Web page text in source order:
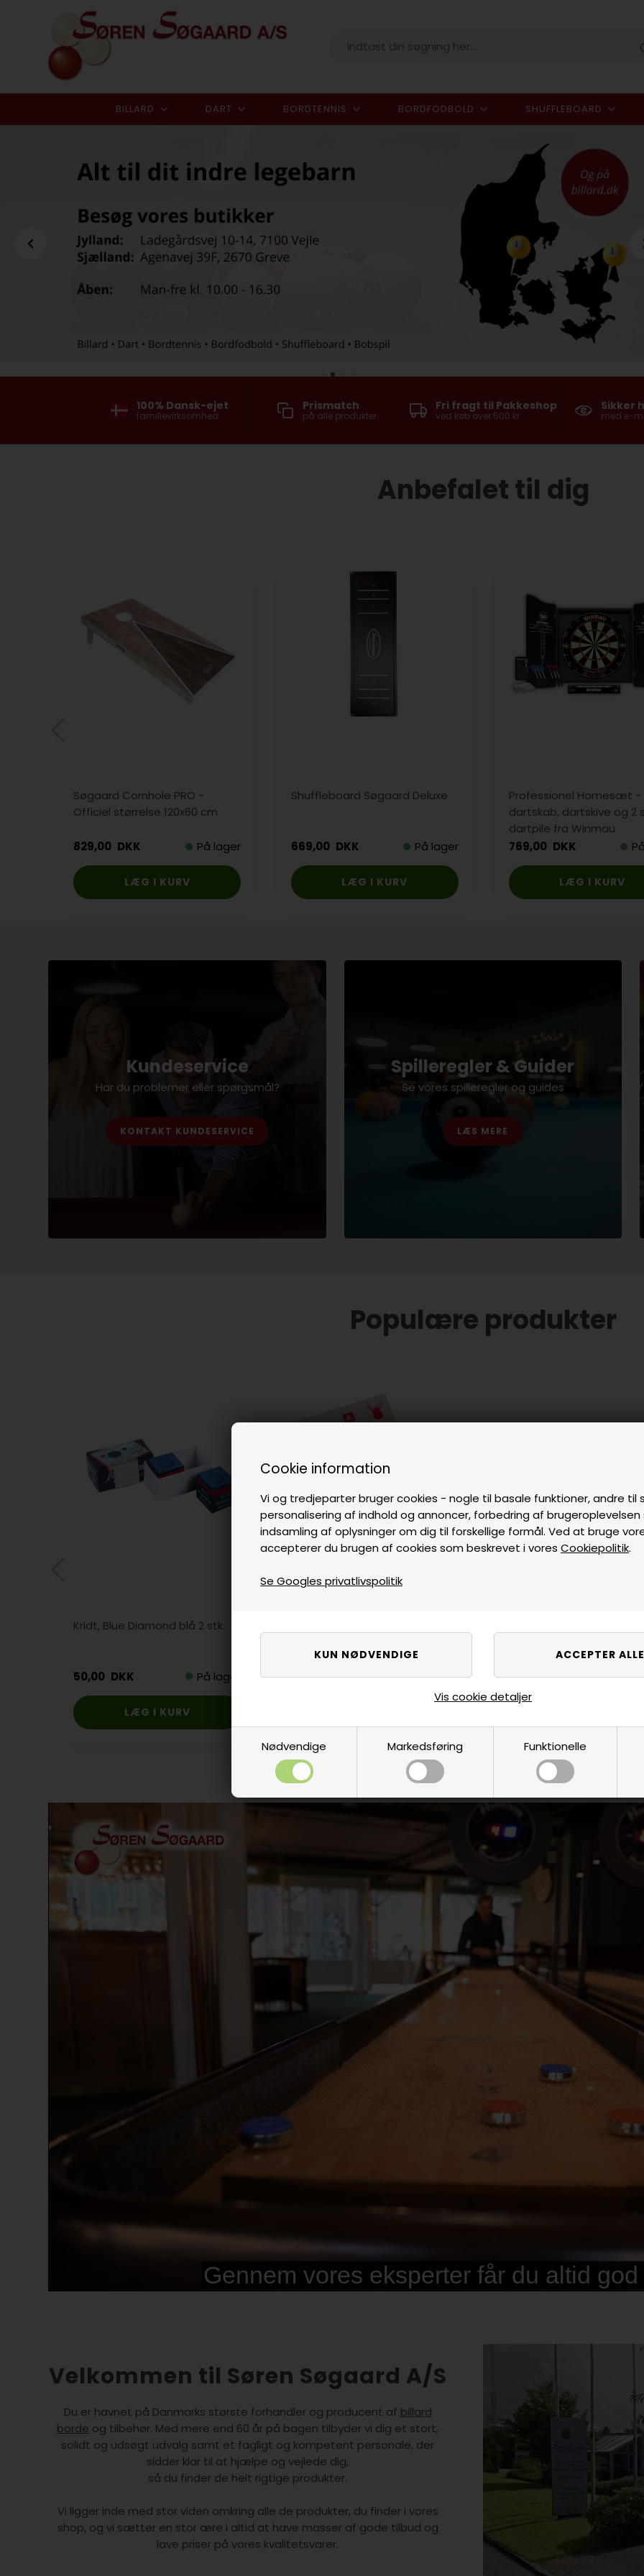
Cookie information
Vi og tredjeparter bruger cookies - nogle til basale funktioner, andre til
personalisering af indhold og annoncer, forbedring af
indsamling af oplysninger om dig til forskellige formål. Ved at bruge
accepterer du brugen af cookies som beskrevet i vores Cookiepolitik.
Se Googles privatlivspolitik
Nødvendige Markedsføring Funktionelle
Vis cookie detaljer
BILLARD DART BORDTENNIS BORDFODBOLD SHUFFLEBOARD
100% Dansk-ejet
familievirksomhed
Prismatch
på alle produkter
Fri fragt til Pakkeshop
ved køb over 500 kr
Sikker
med e-
Anbefalet til dig
Søgaard Cornhole PRO -
Officiel størrelse 120x60 cm
829,00 DKK På lager
Shuffleboard Søgaard Deluxe
669,00 DKK På lager
Professionel Homesæt -
dartskab, dartskive og
dartpile fra Winmau
769,00 DKK
Kundeservice
Har du problemer eller spørgsmål?
KONTAKT KUNDESERVICE
Spilleregler & Guider
Se vores spilleregler og guides
LÆS MERE
Populære produkter
Kridt, Blue Diamond blå 2 stk.
50,00 DKK På lager 70,00 DKK På lager 30,00 DKK
Velkommen til Søren Søgaard A/S
Du er havnet på Danmarks største forhandler og producent af billard
borde og tilbehør. Med mere end 60 år på bagen tilbyder vi dig et stort,
solidt og udsøgt udvalg samt et fagligt og kompetent personale, der
sidder klar til at hjælpe og vejlede dig,
så du finder de helt rigtige produkter.
Vi ligger inde med stor viden omkring alle de produkter, du finder i vores
shop, og vi sætter en stor ære i altid at have masser af gode tilbud og
lave priser på vores kvalitetsvarer.